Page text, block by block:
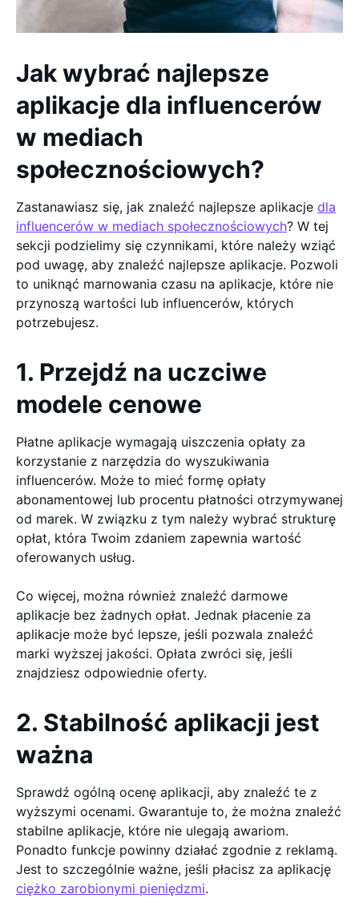
Jak wybrać najlepsze
aplikacje dla influencerów
w mediach
społecznościowych?
Zastanawiasz się, jak znaleźć najlepsze aplikacje dla
influencerów w mediach społecznościowych? W tej
sekcji podzielimy się czynnikami, które należy wziąć
pod uwagę, aby znaleźć najlepsze aplikacje. Pozwoli
to uniknąć marnowania czasu na aplikacje, które nie
przynoszą wartości lub influencerów, których
potrzebujesz.
1. Przejdź na uczciwe
modele cenowe
Płatne aplikacje wymagają uiszczenia opłaty za
korzystanie z narzędzia do wyszukiwania
influencerów. Może to mieć formę opłaty
abonamentowej lub procentu płatności otrzymywanej
od marek. W związku z tym należy wybrać strukturę
opłat, która Twoim zdaniem zapewnia wartość
oferowanych usług.
Co więcej, można również znaleźć darmowe
aplikacje bez żadnych opłat. Jednak płacenie za
aplikacje może być lepsze, jeśli pozwala znaleźć
marki wyższej jakości. Opłata zwróci się, jeśli
znajdziesz odpowiednie oferty.
2. Stabilność aplikacji jest
ważna
Sprawdź ogólną ocenę aplikacji, aby znaleźć te z
wyższymi ocenami. Gwarantuje to, że można znaleźć
stabilne aplikacje, które nie ulegają awariom.
Ponadto funkcje powinny działać zgodnie z reklamą.
Jest to szczególnie ważne, jeśli płacisz za aplikację
ciężko zarobionymi pieniędzmi.